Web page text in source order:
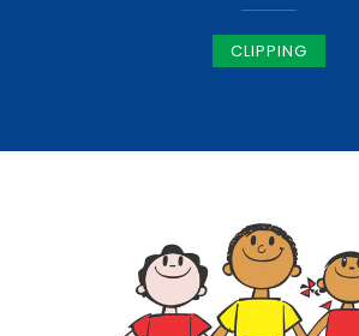
CLIPPING